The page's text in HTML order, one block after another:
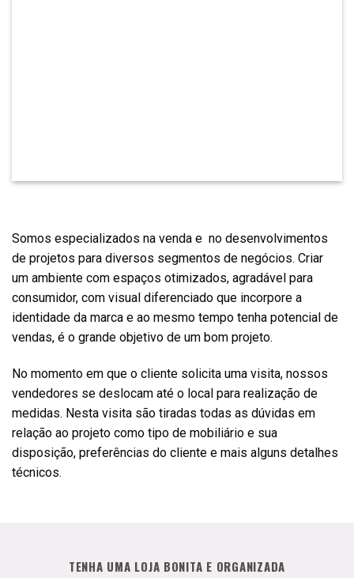
Somos especializados na venda e no desenvolvimentos
de projetos para diversos segmentos de negócios. Criar
um ambiente com espaços otimizados, agradável para
consumidor, com visual diferenciado que incorpore a
identidade da marca e ao mesmo tempo tenha potencial de
vendas, é o grande objetivo de um bom projeto.
No momento em que o cliente solicita uma visita, nossos
vendedores se deslocam até o local para realização de
medidas. Nesta visita são tiradas todas as dúvidas em
relação ao projeto como tipo de mobiliário e sua
disposição, preferências do cliente e mais alguns detalhes
técnicos.
TENHA UMA LOJA BONITA E ORGANIZADA